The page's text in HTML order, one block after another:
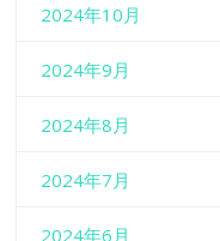
2024年10月
2024年9月
2024年8月
2024年7月
2024年6月